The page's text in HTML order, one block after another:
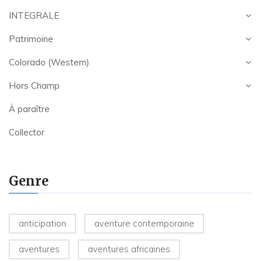
INTEGRALE
Patrimoine
Colorado (Western)
Hors Champ
À paraître
Collector
Genre
anticipation aventure contemporaine
aventures aventures africaines